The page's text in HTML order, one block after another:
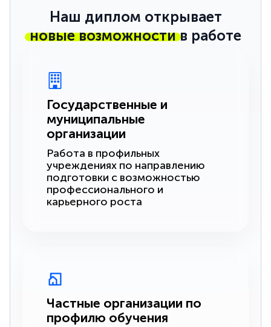
Наш диплом открывает
новые возможностив работе
Государственные и
муниципальные
организации
Работа в профильных
учреждениях по направлению
подготовки с возможностью
профессионального и
карьерного роста
Частные организации по
профилю обучения